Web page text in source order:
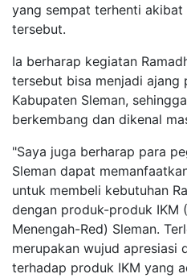
yang sempat terhenti akibat
tersebut.
Ia berharap kegiatan
tersebut bisa menjadi ajang
Kabupaten Sleman,
berkembang dan dikenal
"Saya juga berharap para
Sleman dapat
untuk membeli kebutuhan
dengan produk-produk IKM
Menengah-Red) Sleman.
merupakan wujud apresiasi
terhadap produk IKM yang